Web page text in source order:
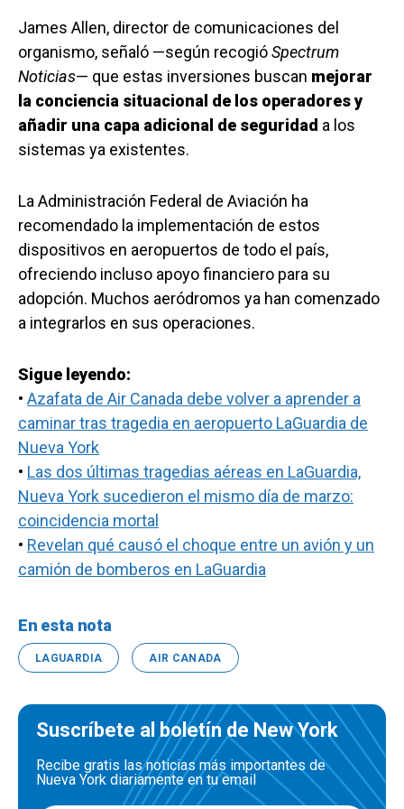
James Allen, director de comunicaciones del
organismo, señaló —según recogióSpectrum
Noticias— que estas inversiones buscan mejorar
la conciencia situacional de los operadores y
añadir una capa adicional de seguridad a los
sistemas ya existentes.
La Administración Federal de Aviación ha
recomendado la implementación de estos
dispositivos en aeropuertos de todo el país,
ofreciendo incluso apoyo financiero para su
adopción. Muchos aeródromos ya han comenzado
a integrarlos en sus operaciones.
Sigue leyendo:
• Azafata de Air Canada debe volver a aprender a
caminar tras tragedia en aeropuerto LaGuardia de
Nueva York
• Las dos últimas tragedias aéreas en LaGuardia,
Nueva York sucedieron el mismo día de marzo:
coincidencia mortal
• Revelan qué causó el choque entre un avión y un
camión de bomberos en LaGuardia
En esta nota
LAGUARDIA AIR CANADA
Suscríbete al boletín de New York
Recibe gratis las noticias más importantes de
Nueva York diariamente en tu email